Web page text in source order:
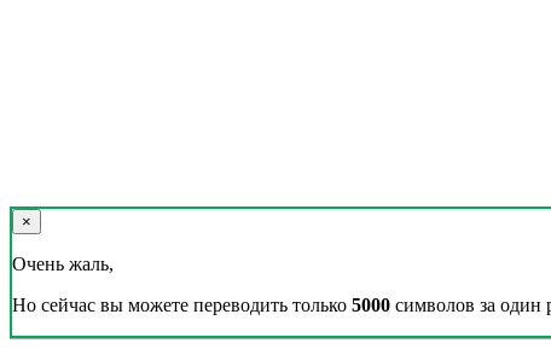
×
Очень жаль,
Но сейчас вы можете переводить только 5000 символов за один